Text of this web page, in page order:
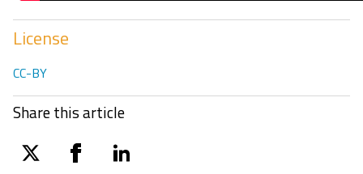
License
CC-BY
Share this article
twitter facebooklinkedin